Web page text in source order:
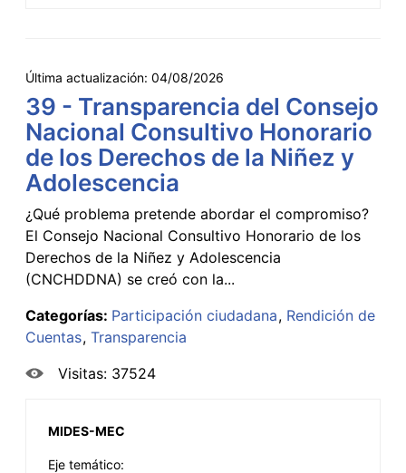
Última actualización: 04/08/2026
39 - Transparencia del Consejo
Nacional Consultivo Honorario
de los Derechos de la Niñez y
Adolescencia
¿Qué problema pretende abordar el compromiso?
El Consejo Nacional Consultivo Honorario de los
Derechos de la Niñez y Adolescencia
(CNCHDDNA) se creó con la...
Categorías: Participación ciudadana Rendición de
Cuentas Transparencia
Visitas: 37524
MIDES-MEC
Eje temático: